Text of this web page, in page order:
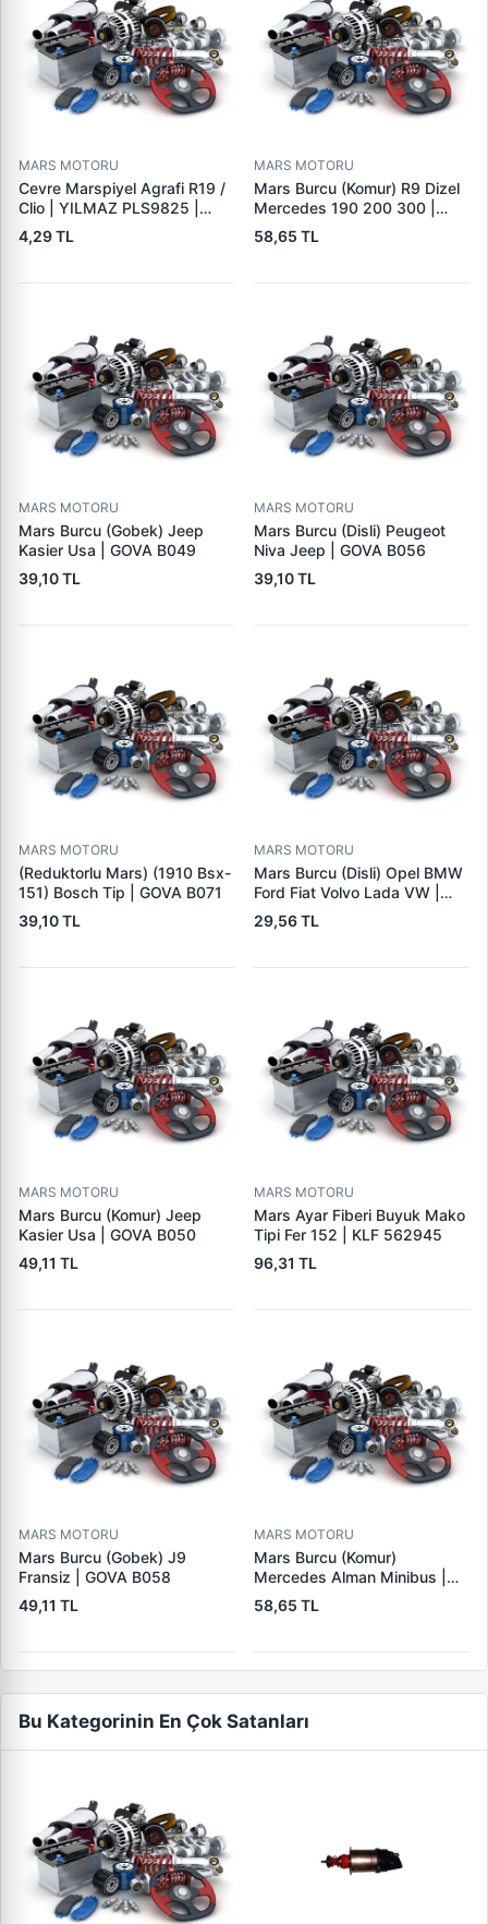
MARS MOTORU
Cevre Marspiyel Agrafi R19 /
Clio | YILMAZ PLS9825 |
OEM 7703077256
4,29 TL
MARS MOTORU
Mars Burcu (Komur) R9 Dizel
Mercedes 190 200 300 |
GOVA B047
58,65 TL
MARS MOTORU
Mars Burcu (Gobek) Jeep
Kasier Usa | GOVA B049
39,10 TL
MARS MOTORU
Mars Burcu (Disli) Peugeot
Niva Jeep | GOVA B056
39,10 TL
MARS MOTORU
(Reduktorlu Mars) (1910 Bsx-
151) Bosch Tip | GOVA B071
39,10 TL
MARS MOTORU
Mars Burcu (Disli) Opel BMW
Ford Fiat Volvo Lada VW |
GOVA B090
29,56 TL
MARS MOTORU
Mars Burcu (Komur) Jeep
Kasier Usa | GOVA B050
49,11 TL
MARS MOTORU
Mars Ayar Fiberi Buyuk Mako
Tipi Fer 152 | KLF 562945
96,31 TL
MARS MOTORU
Mars Burcu (Gobek) J9
Fransiz | GOVA B058
49,11 TL
MARS MOTORU
Mars Burcu (Komur)
Mercedes Alman Minibus |
GOVA B035
58,65 TL
Bu Kategorinin En Çok Satanları